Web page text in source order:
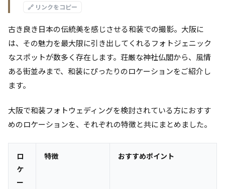
🔗 リンクをコピー
古き良き日本の伝統美を感じさせる和装での撮影。大阪に
は、その魅力を最大限に引き出してくれるフォトジェニック
なスポットが数多く存在します。荘厳な神社仏閣から、風情
ある街並みまで、和装にぴったりのロケーションをご紹介し
ます。
大阪で和装フォトウェディングを検討されている方におすす
めのロケーションを、それぞれの特徴と共にまとめました。
ロ
ケ
ー
特徴 おすすめポイント